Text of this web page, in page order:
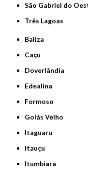
São Gabriel do
Três Lagoas
Baliza
Caçu
Doverlândia
Edealina
Formoso
Goiás Velho
Itaguaru
Itauçu
Itumbiara